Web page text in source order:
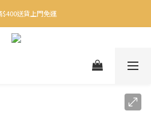
Meow App 即享多重禮遇！
$400送貨上門免運
Meow App 即享多重禮遇！